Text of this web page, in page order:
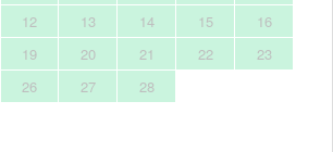
12 13 14 15
16
19 20 21 22
23
26 27 28